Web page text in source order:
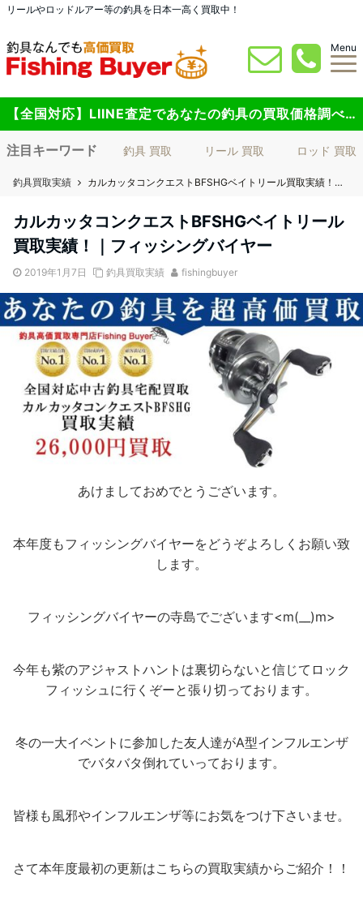
リールやロッドルアー等の釣具を日本一高く買取中！
Menu
【全国対応】LIINE査定であなたの釣具の買取価格調べてみませんか？
注目キーワード 釣具 買取 リール 買取 ロッド 買取
釣具買取実績 カルカッタコンクエストBFSHGベイトリール買取実績！｜フィッシングバイヤー
カルカッタコンクエストBFSHGベイトリール
買取実績！｜フィッシングバイヤー
2019年1月7日 釣具買取実績 fishingbuyer
あけましておめでとうございます。
本年度もフィッシングバイヤーをどうぞよろしくお願い致
します。
フィッシングバイヤーの寺島でございます<m(__)m>
今年も紫のアジャストハントは裏切らないと信じてロック
フィッシュに行くぞーと張り切っております。
冬の一大イベントに参加した友人達がA型インフルエンザ
でバタバタ倒れていっております。
皆様も風邪やインフルエンザ等にお気をつけ下さいませ。
さて本年度最初の更新はこちらの買取実績からご紹介！！